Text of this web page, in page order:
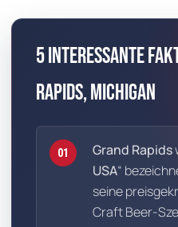
5 interessante
Rapids, Michigan
01 Grand Rapids
USA“
seine
Craft Beer-